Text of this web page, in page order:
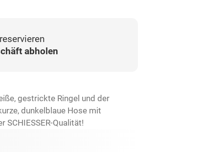
abholen
gestrickte Ringel und der
dunkelblaue Hose mit
Qualität!